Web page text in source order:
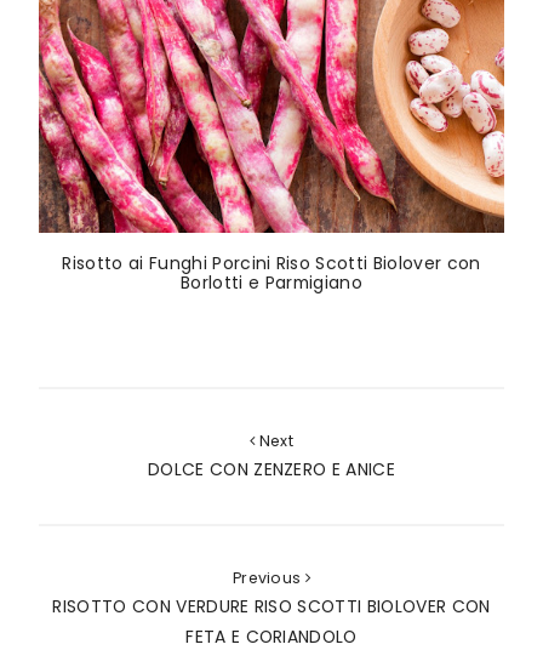
Risotto ai Funghi Porcini Riso Scotti Biolover con
Borlotti e Parmigiano
Next
DOLCE CON ZENZERO E ANICE
Previous
RISOTTO CON VERDURE RISO SCOTTI BIOLOVER CON
FETA E CORIANDOLO